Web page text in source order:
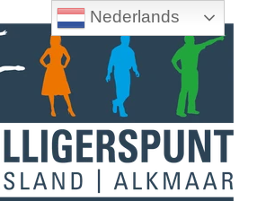
Nederlands